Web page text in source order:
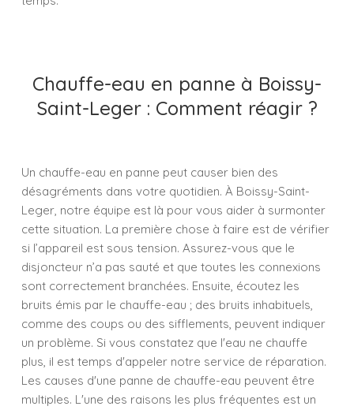
Chauffe-eau en panne à Boissy-
Saint-Leger : Comment réagir ?
Un chauffe-eau en panne peut causer bien des
désagréments dans votre quotidien. À Boissy-Saint-
Leger, notre équipe est là pour vous aider à surmonter
cette situation. La première chose à faire est de vérifier
si l’appareil est sous tension. Assurez-vous que le
disjoncteur n’a pas sauté et que toutes les connexions
sont correctement branchées. Ensuite, écoutez les
bruits émis par le chauffe-eau ; des bruits inhabituels,
comme des coups ou des sifflements, peuvent indiquer
un problème. Si vous constatez que l'eau ne chauffe
plus, il est temps d'appeler notre service de réparation.
Les causes d'une panne de chauffe-eau peuvent être
multiples. L'une des raisons les plus fréquentes est un